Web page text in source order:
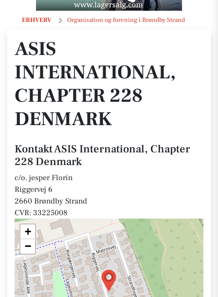
ERHVERV Organisation og forening i Brøndby Strand
ASIS International, Chapter 228 Denmark
ASIS
INTERNATIONAL,
CHAPTER 228
DENMARK
Kontakt ASIS International, Chapter
228 Denmark
c/o. jesper Florin
Riggervej 6
2660 Brøndby Strand
CVR: 33225008
+
−